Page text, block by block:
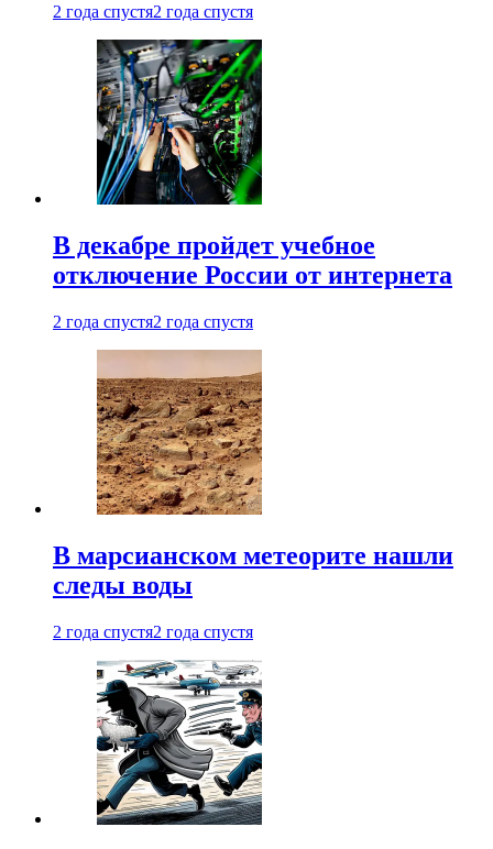
2 года спустя2 года спустя
В декабре пройдет учебное
отключение России от интернета
2 года спустя2 года спустя
В марсианском метеорите нашли
следы воды
2 года спустя2 года спустя